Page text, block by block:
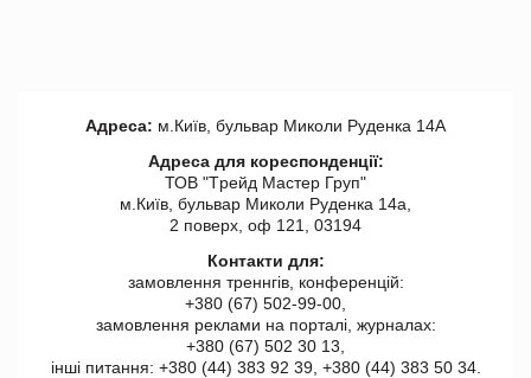
Адреса: м.Київ, бульвар Миколи Руденка 14А
Адреса для кореспонденції:
ТОВ "Tрейд Мастер Груп"
м.Київ, бульвар Миколи Руденка 14а,
2 поверх, оф 121, 03194
Контакти для:
замовлення треннгів, конференцій:
+380 (67) 502-99-00,
замовлення реклами на порталі, журналах:
+380 (67) 502 30 13,
інші питання: +380 (44) 383 92 39, +380 (44) 383 50 34.